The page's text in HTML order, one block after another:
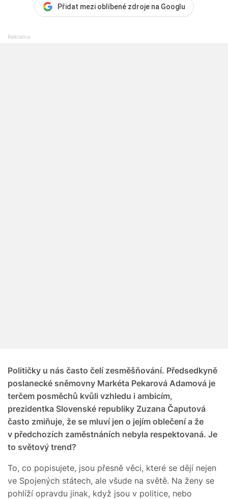
Přidat mezi oblíbené zdroje na Googlu
Političky u nás často čelí zesměšňování. Předsedkyně
poslanecké sněmovny Markéta Pekarová Adamová je
terčem posměchů kvůli vzhledu i ambicím,
prezidentka Slovenské republiky Zuzana Čaputová
často zmiňuje, že se mluví jen o jejím oblečení a že
v předchozích zaměstnáních nebyla respektovaná. Je
to světový trend?
To, co popisujete, jsou přesně věci, které se dějí nejen
ve Spojených státech, ale všude na světě. Na ženy se
pohlíží opravdu jinak, když jsou v politice, nebo